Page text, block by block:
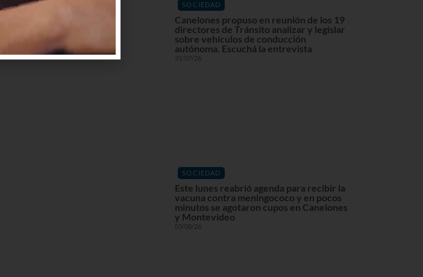
SOCIEDAD
Canelones propuso en reunión de los 19
directores de Tránsito analizar y legislar
sobre vehículos de conducción
autónoma. Escuchá la entrevista
31/07/26
SOCIEDAD
Este lunes reabrió agenda para recibir la
vacuna contra meningococo y en pocos
minutos se agotaron cupos en Canelones
y Montevideo
03/08/26